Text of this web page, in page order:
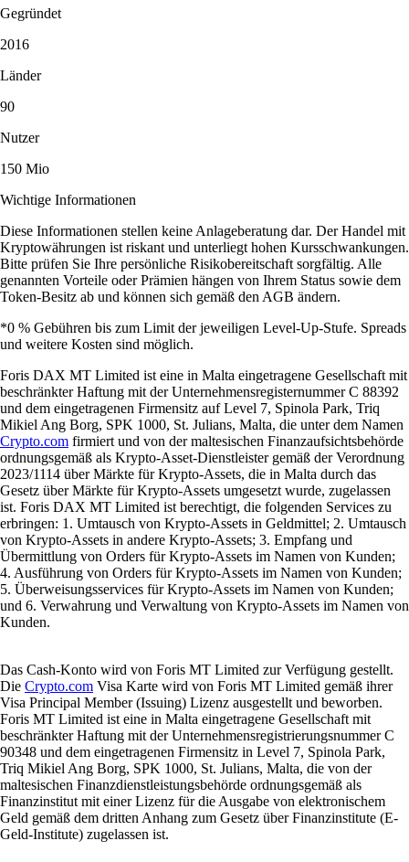
Gegründet
2016
Länder
90
Nutzer
150 Mio
Wichtige Informationen
Diese Informationen stellen keine Anlageberatung dar. Der Handel mit
Kryptowährungen ist riskant und unterliegt hohen Kursschwankungen.
Bitte prüfen Sie Ihre persönliche Risikobereitschaft sorgfältig. Alle
genannten Vorteile oder Prämien hängen von Ihrem Status sowie dem
Token-Besitz ab und können sich gemäß den AGB ändern.
*0 % Gebühren bis zum Limit der jeweiligen Level-Up-Stufe. Spreads
und weitere Kosten sind möglich.
Foris DAX MT Limited ist eine in Malta eingetragene Gesellschaft mit
beschränkter Haftung mit der Unternehmensregisternummer C 88392
und dem eingetragenen Firmensitz auf Level 7, Spinola Park, Triq
Mikiel Ang Borg, SPK 1000, St. Julians, Malta, die unter dem Namen
Crypto.com firmiert und von der maltesischen Finanzaufsichtsbehörde
ordnungsgemäß als Krypto-Asset-Dienstleister gemäß der Verordnung
2023/1114 über Märkte für Krypto-Assets, die in Malta durch das
Gesetz über Märkte für Krypto-Assets umgesetzt wurde, zugelassen
ist. Foris DAX MT Limited ist berechtigt, die folgenden Services zu
erbringen: 1. Umtausch von Krypto-Assets in Geldmittel; 2. Umtausch
von Krypto-Assets in andere Krypto-Assets; 3. Empfang und
Übermittlung von Orders für Krypto-Assets im Namen von Kunden;
4. Ausführung von Orders für Krypto-Assets im Namen von Kunden;
5. Überweisungsservices für Krypto-Assets im Namen von Kunden;
und 6. Verwahrung und Verwaltung von Krypto-Assets im Namen von
Kunden.
Das Cash-Konto wird von Foris MT Limited zur Verfügung gestellt.
Die Crypto.com Visa Karte wird von Foris MT Limited gemäß ihrer
Visa Principal Member (Issuing) Lizenz ausgestellt und beworben.
Foris MT Limited ist eine in Malta eingetragene Gesellschaft mit
beschränkter Haftung mit der Unternehmensregistrierungsnummer C
90348 und dem eingetragenen Firmensitz in Level 7, Spinola Park,
Triq Mikiel Ang Borg, SPK 1000, St. Julians, Malta, die von der
maltesischen Finanzdienstleistungsbehörde ordnungsgemäß als
Finanzinstitut mit einer Lizenz für die Ausgabe von elektronischem
Geld gemäß dem dritten Anhang zum Gesetz über Finanzinstitute (E-
Geld-Institute) zugelassen ist.